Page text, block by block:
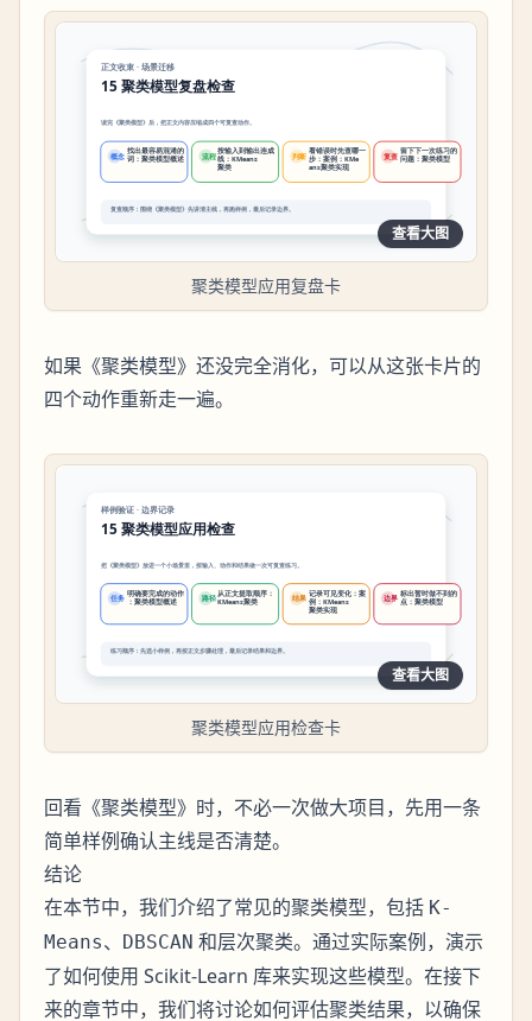
查看大图
聚类模型应用复盘卡
如果《聚类模型》还没完全消化，可以从这张卡片的
四个动作重新走一遍。
查看大图
聚类模型应用检查卡
回看《聚类模型》时，不必一次做大项目，先用一条
简单样例确认主线是否清楚。
结论
在本节中，我们介绍了常见的聚类模型，包括 K-
Means、 DBSCAN 和层次聚类。通过实际案例，演示
了如何使用 Scikit-Learn 库来实现这些模型。在接下
来的章节中，我们将讨论如何评估聚类结果，以确保